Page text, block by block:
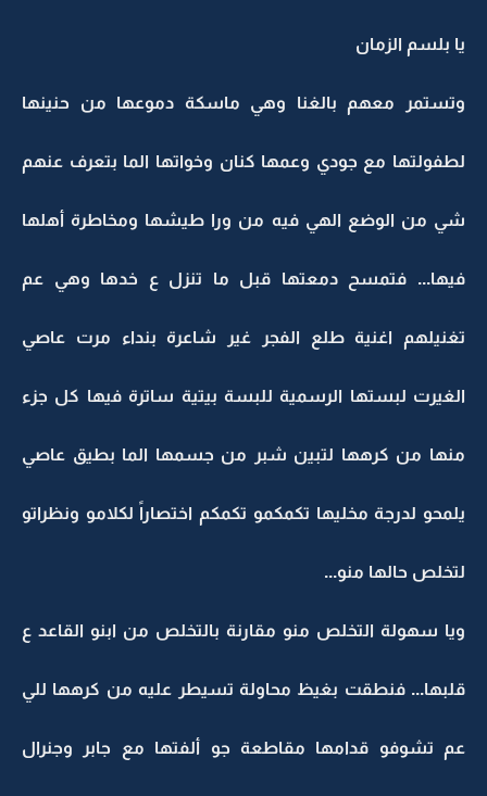
يا بلسم الزمان
وتستمر معهم بالغنا وهي ماسكة دموعها من حنينها
لطفولتها مع جودي وعمها كنان وخواتها الما بتعرف عنهم
شي من الوضع الهي فيه من ورا طيشها ومخاطرة أهلها
فيها... فتمسح دمعتها قبل ما تنزل ع خدها وهي عم
تغنيلهم اغنية طلع الفجر غير شاعرة بنداء مرت عاصي
الغيرت لبستها الرسمية للبسة بيتية ساترة فيها كل جزء
منها من كرهها لتبين شبر من جسمها الما بطيق عاصي
يلمحو لدرجة مخليها تكمكمو تكمكم اختصاراً لكلامو ونظراتو
لتخلص حالها منو...
ويا سهولة التخلص منو مقارنة بالتخلص من ابنو القاعد ع
قلبها... فنطقت بغيظ محاولة تسيطر عليه من كرهها للي
عم تشوفو قدامها مقاطعة جو ألفتها مع جابر وجنرال